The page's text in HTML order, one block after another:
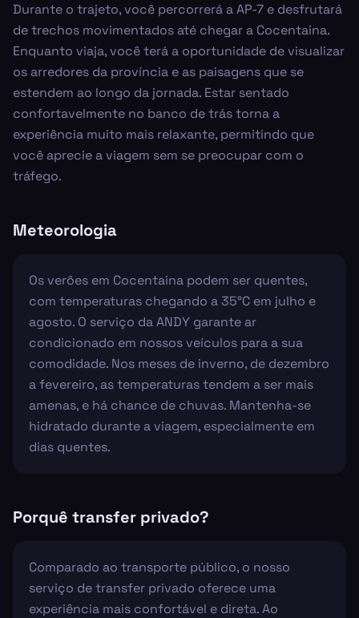
Durante o trajeto, você percorrerá a AP-7 e desfrutará
de trechos movimentados até chegar a Cocentaina.
Enquanto viaja, você terá a oportunidade de visualizar
os arredores da província e as paisagens que se
estendem ao longo da jornada. Estar sentado
confortavelmente no banco de trás torna a
experiência muito mais relaxante, permitindo que
você aprecie a viagem sem se preocupar com o
tráfego.
Meteorologia
Os verões em Cocentaina podem ser quentes,
com temperaturas chegando a 35°C em julho e
agosto. O serviço da ANDY garante ar
condicionado em nossos veículos para a sua
comodidade. Nos meses de inverno, de dezembro
a fevereiro, as temperaturas tendem a ser mais
amenas, e há chance de chuvas. Mantenha-se
hidratado durante a viagem, especialmente em
dias quentes.
Porquê transfer privado?
Comparado ao transporte público, o nosso
serviço de transfer privado oferece uma
experiência mais confortável e direta. Ao